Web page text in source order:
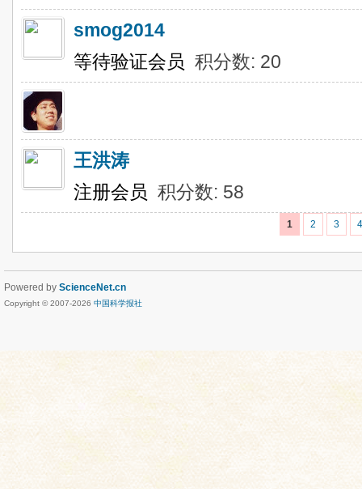
smog2014
等待验证会员 积分数: 20
王洪涛
注册会员 积分数: 58
1 2 3 4
Powered by ScienceNet.cn
Copyright © 2007-2026 中国科学报社